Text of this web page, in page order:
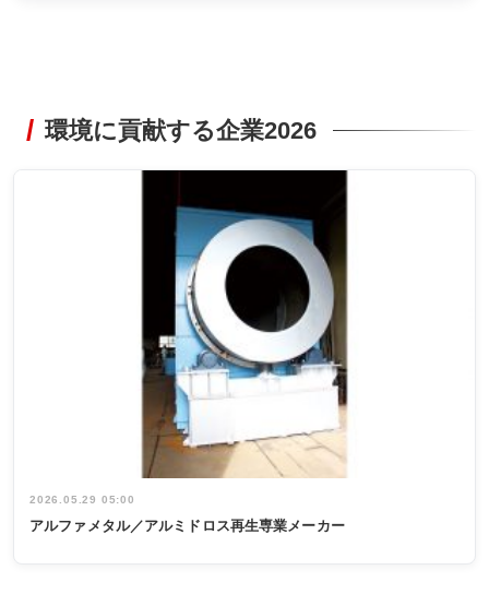
環境に貢献する企業2026
2026.05.29 05:00
アルファメタル／アルミドロス再生専業メーカー